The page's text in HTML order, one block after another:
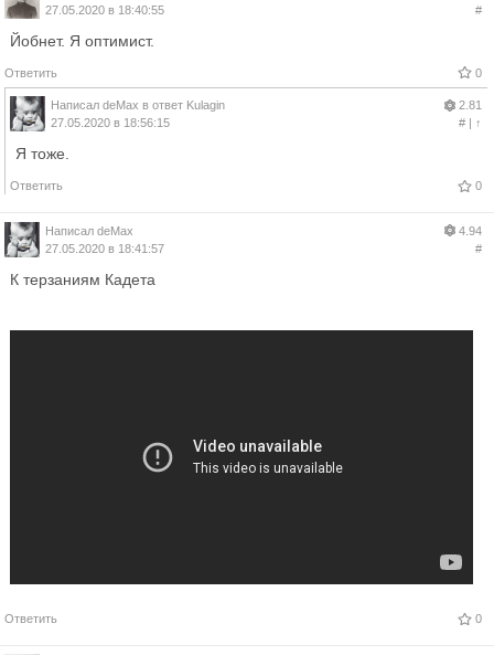
27.05.2020 в 18:40:55
#
Йобнет. Я оптимист.
Ответить 0
Написал deMax в ответ Kulagin
27.05.2020 в 18:56:15
2.81
#| ↑
Я тоже.
Ответить 0
Написал deMax
27.05.2020 в 18:41:57
4.94
#
К терзаниям Кадета
Ответить 0